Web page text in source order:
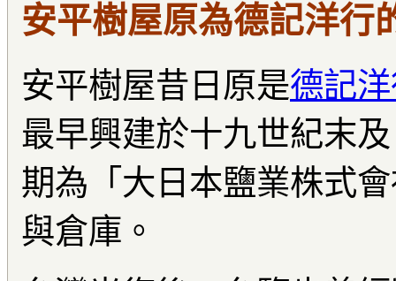
安平樹屋原為德記洋行
安平樹屋昔日原是德記
最早興建於十九世紀末
期為「大日本鹽業株式
與倉庫。